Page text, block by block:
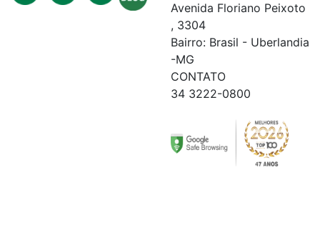
Avenida Floriano Peixoto
, 3304
Bairro: Brasil - Uberlandia
-MG
CONTATO
34 3222-0800